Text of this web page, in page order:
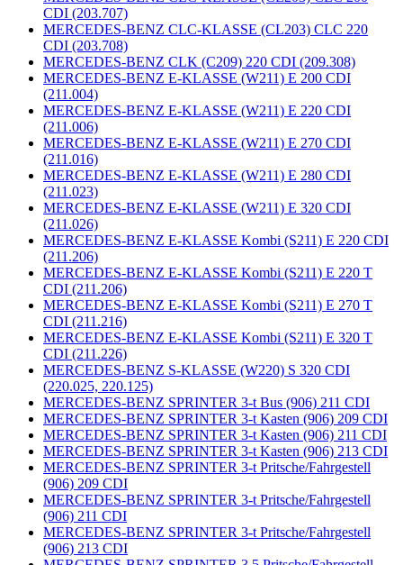
CDI (203.707)
MERCEDES-BENZ CLC-KLASSE (CL203) CLC 220
CDI (203.708)
MERCEDES-BENZ CLK (C209) 220 CDI (209.308)
MERCEDES-BENZ E-KLASSE (W211) E 200 CDI
(211.004)
MERCEDES-BENZ E-KLASSE (W211) E 220 CDI
(211.006)
MERCEDES-BENZ E-KLASSE (W211) E 270 CDI
(211.016)
MERCEDES-BENZ E-KLASSE (W211) E 280 CDI
(211.023)
MERCEDES-BENZ E-KLASSE (W211) E 320 CDI
(211.026)
MERCEDES-BENZ E-KLASSE Kombi (S211) E 220 CDI
(211.206)
MERCEDES-BENZ E-KLASSE Kombi (S211) E 220 T
CDI (211.206)
MERCEDES-BENZ E-KLASSE Kombi (S211) E 270 T
CDI (211.216)
MERCEDES-BENZ E-KLASSE Kombi (S211) E 320 T
CDI (211.226)
MERCEDES-BENZ S-KLASSE (W220) S 320 CDI
(220.025, 220.125)
MERCEDES-BENZ SPRINTER 3-t Bus (906) 211 CDI
MERCEDES-BENZ SPRINTER 3-t Kasten (906) 209 CDI
MERCEDES-BENZ SPRINTER 3-t Kasten (906) 211 CDI
MERCEDES-BENZ SPRINTER 3-t Kasten (906) 213 CDI
MERCEDES-BENZ SPRINTER 3-t Pritsche/Fahrgestell
(906) 209 CDI
MERCEDES-BENZ SPRINTER 3-t Pritsche/Fahrgestell
(906) 211 CDI
MERCEDES-BENZ SPRINTER 3-t Pritsche/Fahrgestell
(906) 213 CDI